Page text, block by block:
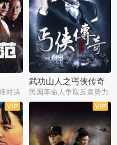
对决
武功山人之丐侠传奇
民国革命人争取反袁势力
全35集